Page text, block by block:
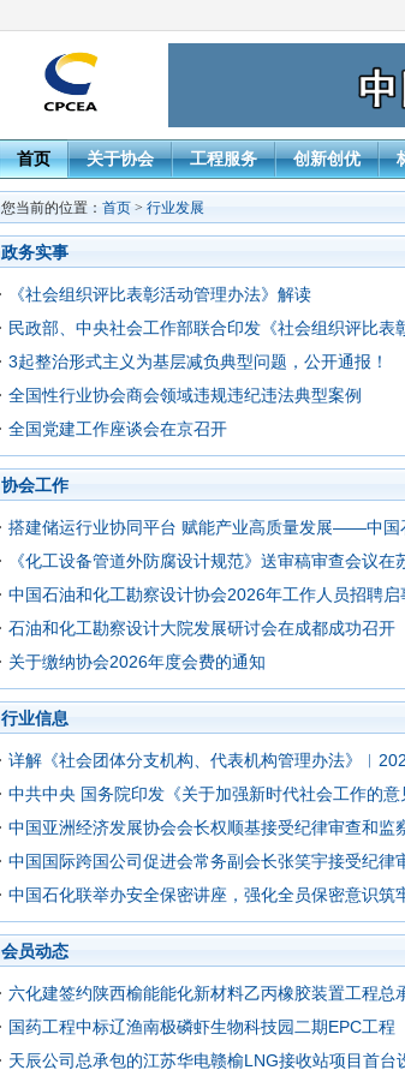
首页 关于协会 工程服务 创新创优
您当前的位置： 首页 > 行业发展
政务实事
《社会组织评比表彰活动管理办法》解读
民政部、中央社会工作部联合印发《社会组织评比表
3起整治形式主义为基层减负典型问题，公开通报！
全国性行业协会商会领域违规违纪违法典型案例
全国党建工作座谈会在京召开
协会工作
搭建储运行业协同平台 赋能产业高质量发展——中国
《化工设备管道外防腐设计规范》送审稿审查会议在
中国石油和化工勘察设计协会2026年工作人员招聘启
石油和化工勘察设计大院发展研讨会在成都成功召开
关于缴纳协会2026年度会费的通知
行业信息
详解《社会团体分支机构、代表机构管理办法》
中共中央 国务院印发《关于加强新时代社会工作的意
中国亚洲经济发展协会会长权顺基接受纪律审查和监
中国国际跨国公司促进会常务副会长张笑宇接受纪律
中国石化联举办安全保密讲座，强化全员保密意识筑
会员动态
六化建签约陕西榆能能化新材料乙丙橡胶装置工程总
国药工程中标辽渔南极磷虾生物科技园二期EPC工程
天辰公司总承包的江苏华电赣榆LNG接收站项目首台